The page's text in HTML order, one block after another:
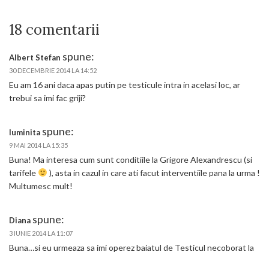
18 comentarii
Albert Stefan spune:
30 DECEMBRIE 2014 LA 14:52
Eu am 16 ani daca apas putin pe testicule intra in acelasi loc, ar
trebui sa imi fac griji?
luminita spune:
9 MAI 2014 LA 15:35
Buna! Ma interesa cum sunt conditiile la Grigore Alexandrescu (si
tarifele
), asta in cazul in care ati facut interventiile pana la urma !
Multumesc mult!
Diana spune:
3 IUNIE 2014 LA 11:07
Buna…si eu urmeaza sa imi operez baiatul de Testicul necoborat la